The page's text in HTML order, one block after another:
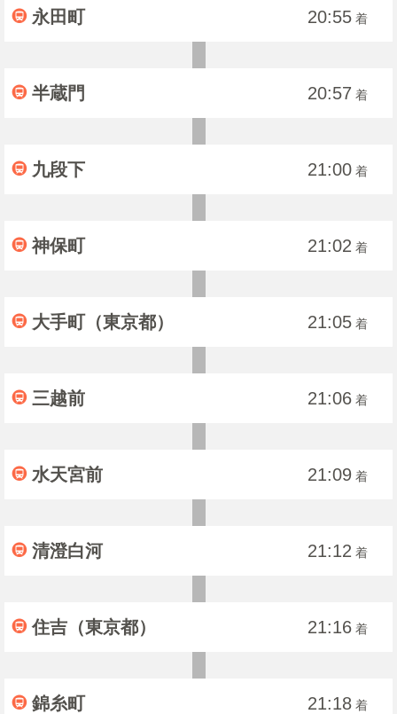
永田町 20:55 着
半蔵門 20:57 着
九段下 21:00 着
神保町 21:02 着
大手町（東京都） 21:05 着
三越前 21:06 着
水天宮前 21:09 着
清澄白河 21:12 着
住吉（東京都） 21:16 着
錦糸町 21:18 着